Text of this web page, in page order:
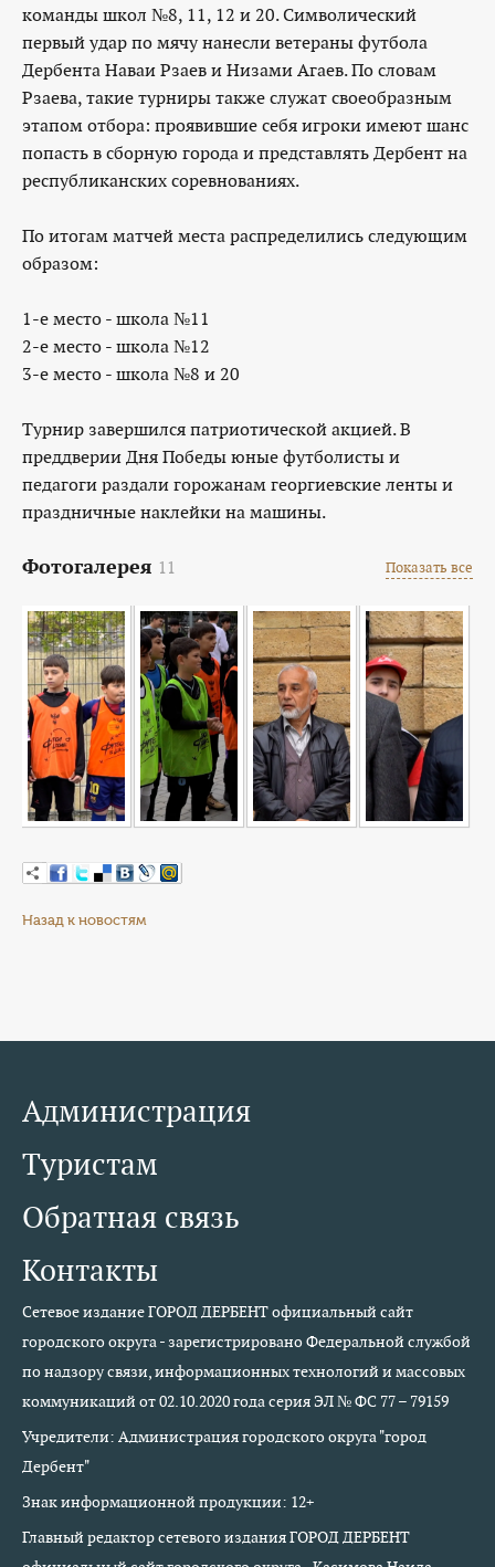
команды школ №8, 11, 12 и 20. Символический
первый удар по мячу нанесли ветераны футбола
Дербента Наваи Рзаев и Низами Агаев. По словам
Рзаева, такие турниры также служат своеобразным
этапом отбора: проявившие себя игроки имеют шанс
попасть в сборную города и представлять Дербент на
республиканских соревнованиях.
По итогам матчей места распределились следующим
образом:
1-е место - школа №11
2-е место - школа №12
3-е место - школа №8 и 20
Турнир завершился патриотической акцией. В
преддверии Дня Победы юные футболисты и
педагоги раздали горожанам георгиевские ленты и
праздничные наклейки на машины.
Фотогалерея 11 Показать все
Назад к новостям
Администрация
Туристам
Обратная связь
Контакты
Сетевое издание ГОРОД ДЕРБЕНТ официальный сайт
городского округа - зарегистрировано Федеральной службой
по надзору связи, информационных технологий и массовых
коммуникаций от 02.10.2020 года серия ЭЛ № ФС 77 – 79159
Учредители: Администрация городского округа "город
Дербент"
Знак информационной продукции: 12+
Главный редактор сетевого издания ГОРОД ДЕРБЕНТ